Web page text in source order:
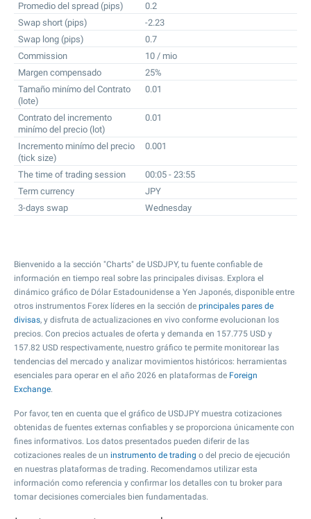
Promedio del spread (pips)
0.2
Swap short (pips)
-2.23
Swap long (pips)
0.7
Commission
10 / mio
Margen compensado
25%
Tamaño minímo del Contrato
(lote)
0.01
Contrato del incremento
minímo del precio (lot)
0.01
Incremento minímo del precio
(tick size)
0.001
The time of trading session
00:05 - 23:55
Term currency
JPY
3-days swap
Wednesday
Bienvenido a la sección "Charts" de USDJPY, tu fuente confiable de
información en tiempo real sobre las principales divisas. Explora el
dinámico gráfico de Dólar Estadounidense a Yen Japonés, disponible entre
otros instrumentos Forex líderes en la sección de principales pares de
divisas, y disfruta de actualizaciones en vivo conforme evolucionan los
precios. Con precios actuales de oferta y demanda en 157.775 USD y
157.82 USD respectivamente, nuestro gráfico te permite monitorear las
tendencias del mercado y analizar movimientos históricos: herramientas
esenciales para operar en el año 2026 en plataformas de Foreign
Exchange.
Por favor, ten en cuenta que el gráfico de USDJPY muestra cotizaciones
obtenidas de fuentes externas confiables y se proporciona únicamente con
fines informativos. Los datos presentados pueden diferir de las
cotizaciones reales de un instrumento de trading o del precio de ejecución
en nuestras plataformas de trading. Recomendamos utilizar esta
información como referencia y confirmar los detalles con tu broker para
tomar decisiones comerciales bien fundamentadas.